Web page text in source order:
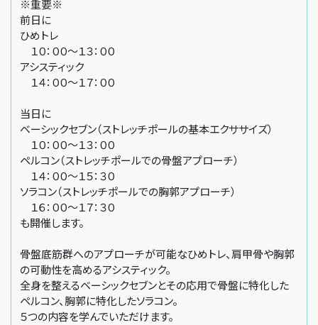
※重要※
前日に
ひめトレ
１０：００〜１３：００
アシスティック
１４：００〜１７：００
当日に
ベーシックセブン（ストレッチポールの基本エクササイズ）
１０：００〜１３：００
ペルコン（ストレッチポールでの骨盤アプローチ）
１４：００〜１５：３０
ソラコン（ストレッチポールでの胸郭アプローチ）
１６：００〜１７：３０
も開催します。
骨盤底筋群へのアプローチが可能なひめトレ、肩甲骨や胸郭
の可動性を高めるアシスティック。
全身を整えるベーシックセブンとその応用で骨盤に特化した
ペルコン、胸郭に特化したソラコン。
５つの内容を学んでいただけます。